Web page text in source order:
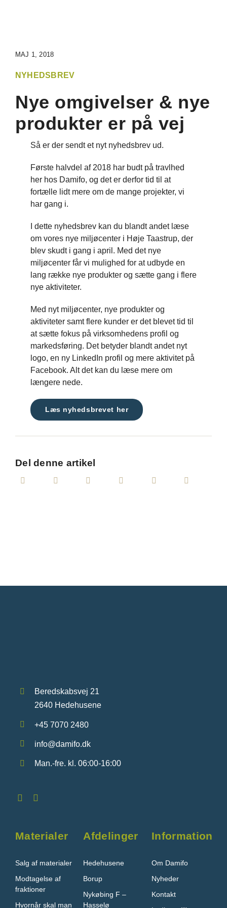
MAJ 1, 2018
NYHEDSBREV
Nye omgivelser & nye
produkter er på vej
Så er der sendt et nyt nyhedsbrev ud.
Første halvdel af 2018 har budt på travlhed
her hos Damifo, og det er derfor tid til at
fortælle lidt mere om de mange projekter, vi
har gang i.
I dette nyhedsbrev kan du blandt andet læse
om vores nye miljøcenter i Høje Taastrup, der
blev skudt i gang i april. Med det nye
miljøcenter får vi mulighed for at udbyde en
lang række nye produkter og sætte gang i flere
nye aktiviteter.
Med nyt miljøcenter, nye produkter og
aktiviteter samt flere kunder er det blevet tid til
at sætte fokus på virksomhedens profil og
markedsføring. Det betyder blandt andet nyt
logo, en ny LinkedIn profil og mere aktivitet på
Facebook. Alt det kan du læse mere om
længere nede.
Læs nyhedsbrevet her
Del denne artikel
Beredskabsvej 21
2640 Hedehusene
+45 7070 2480
info@damifo.dk
Man.-fre. kl. 06:00-16:00
Materialer
Salg af materialer
Modtagelse af
fraktioner
Hvornår skal man
Afdelinger
Hedehusene
Borup
Nykøbing F –
Hasselø
Information
Om Damifo
Nyheder
Kontakt